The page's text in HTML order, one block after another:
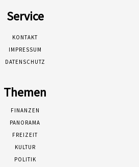
Service
KONTAKT
IMPRESSUM
DATENSCHUTZ
Themen
FINANZEN
PANORAMA
FREIZEIT
KULTUR
POLITIK